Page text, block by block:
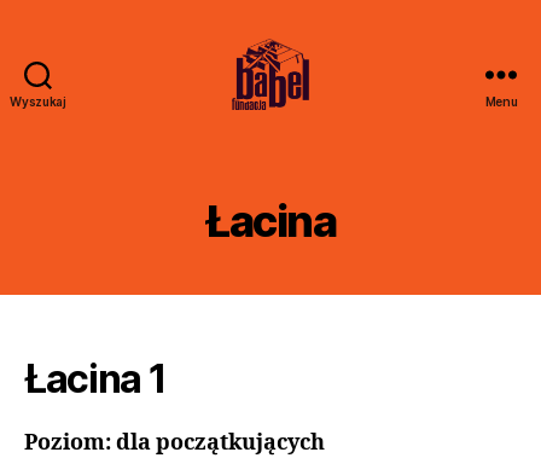
Wyszukaj Menu
Łacina
Łacina 1
Poziom: dla początkujących